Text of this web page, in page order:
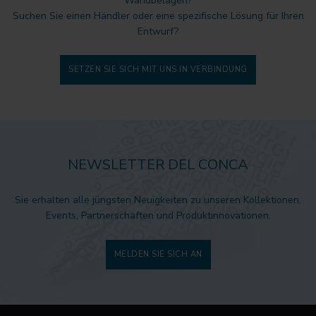
Suchen Sie einen Händler oder eine spezifische Lösung für Ihren
Entwurf?
SETZEN SIE SICH MIT UNS IN VERBINDUNG
NEWSLETTER DEL CONCA
Sie erhalten alle jüngsten Neuigkeiten zu unseren Kollektionen,
Events, Partnerschaften und Produktinnovationen.
MELDEN SIE SICH AN